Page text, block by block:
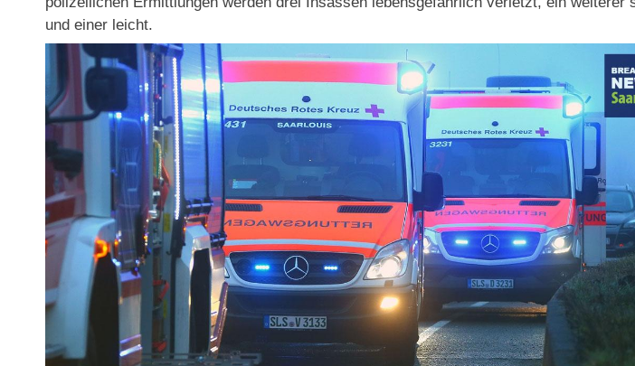
und einer leicht.